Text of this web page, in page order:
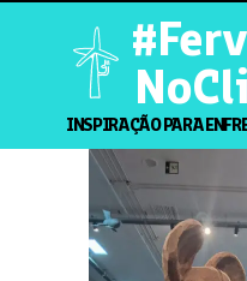
INSPIRAÇÃO PARA